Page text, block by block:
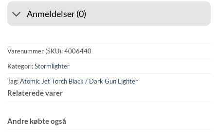
Anmeldelser (0)
Varenummer (SKU):4006440
Kategori:Stormlighter
Tag:Atomic Jet Torch Black / Dark Gun Lighter
Relaterede varer
Andre købte også